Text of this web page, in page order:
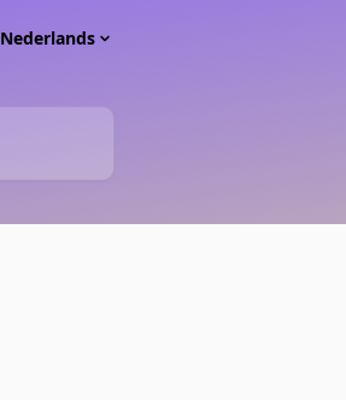
Nederlands